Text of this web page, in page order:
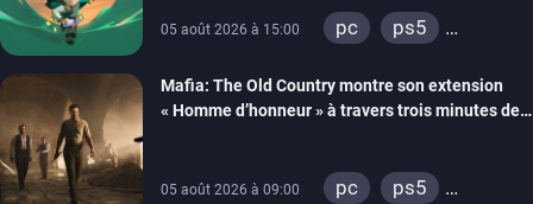
05 août 2026 à 15:00 pc
ps5
Mafia: The Old Country montre son extension
« Homme d’honneur » à travers trois minutes de
05 août 2026 à 09:00 pc
ps5